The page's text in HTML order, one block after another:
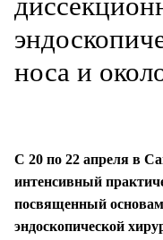
носа и
С 20 по 22 апреля в
интенсивный
посвященный
эндоскопической